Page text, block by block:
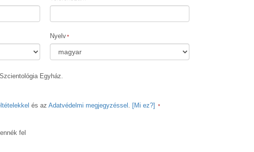
Megoldások a drogokra
Gyerekek
Az etika és az állapotok
Nyelv
Egyház.
és az Adatvédelmi megjegyzéssel . [Mi ez?]
fel